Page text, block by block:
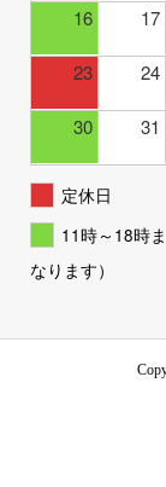
16 17
23 24
30 31
定休日
11時～18時
なります）